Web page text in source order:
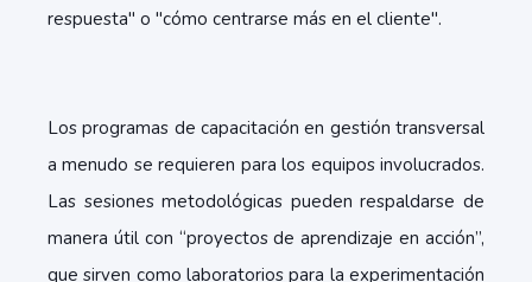
respuesta" o "cómo centrarse más en el cliente".
Los programas de capacitación en gestión transversal
a menudo se requieren para los equipos involucrados.
Las sesiones metodológicas pueden respaldarse de
manera útil con “proyectos de aprendizaje en acción”,
que sirven como laboratorios para la experimentación